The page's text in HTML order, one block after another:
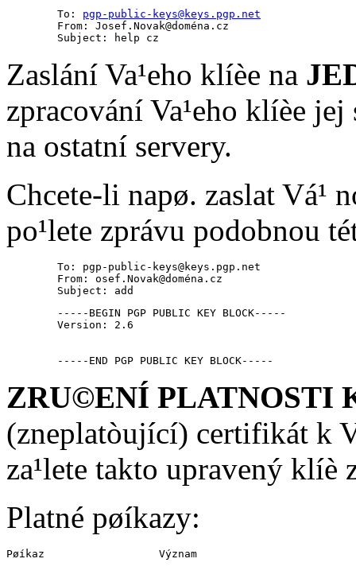
        To:
        From: Josef.Novak@doména.cz
        Subject: help cz
Zaslání Va¹eho klíèe na
zpracování Va¹eho klíèe
na ostatní servery.
Chcete-li napø. zaslat Vá¹
po¹lete zprávu podobnou
        To: pgp-public-keys@keys.pgp.net
        From: osef.Novak@doména.cz
        Subject: add
        -----BEGIN PGP PUBLIC KEY BLOCK-----
        Version: 2.6
        -----END PGP PUBLIC KEY BLOCK-----
ZRU©ENÍ PLATNOSTI
(zneplatòující) certifikát k
za¹lete takto upravený klíè
Platné pøíkazy:
Pøíkaz                  Význam